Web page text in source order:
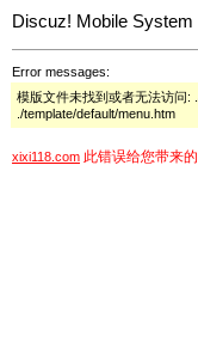
Discuz! Mobile System
Error messages:
模版文件未找到或者无法访问:
./template/default/menu.htm
xixi118.com 此错误给您带来